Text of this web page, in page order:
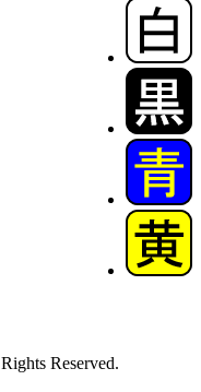
Reserved.